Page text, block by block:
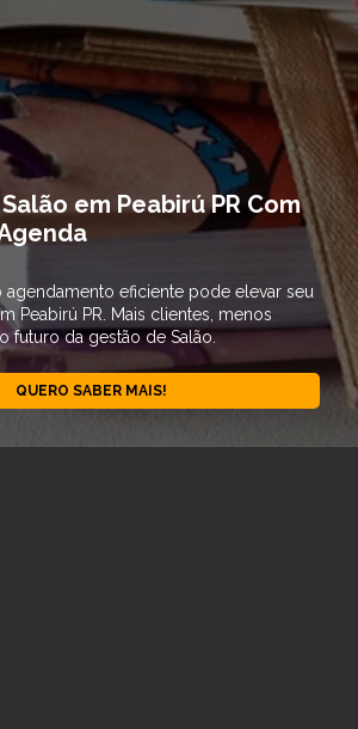
em Peabirú PR Com
eficiente pode elevar seu
Peabirú PR. Mais clientes, menos
futuro da gestão de Salão.
QUERO SABER MAIS!